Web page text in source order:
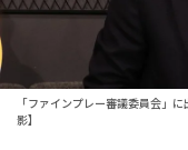
1軍公式戦
ファーム東地区
選手名鑑
選手名鑑トップ
ニュース
「ファインプレー審議委員会」
影】